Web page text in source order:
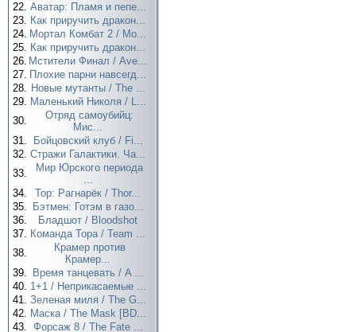
22. Аватар: Пламя и пепе...
23. Как приручить дракон...
24. Мортал Комбат 2 / Mo...
25. Как приручить дракон...
26. Мстители Финал / Ave...
27. Плохие парни навсегд...
28. Новые мутанты / The ...
29. Маленький Николя / L...
30.
Отряд самоубийц:
Мис...
31.
Бойцовский клуб / Fi...
32. Стражи Галактики. Ча...
33.
Мир Юрского периода
...
34.
Тор: Рагнарёк / Thor...
35.
Бэтмен: Готэм в газо...
36.
Бладшот / Bloodshot
37. Команда Тора / Team ...
38.
Крамер против
Крамер...
39.
Время танцевать / A ...
40. 1+1 / Неприкасаемые ...
41. Зеленая миля / The G...
42. Маска / The Mask [BD...
43. Форсаж 8 / The Fate ...